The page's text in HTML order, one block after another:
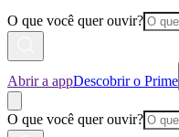
O que você quer ouvir?
Abrir a appDescobrir o Prime
O que você quer ouvir?